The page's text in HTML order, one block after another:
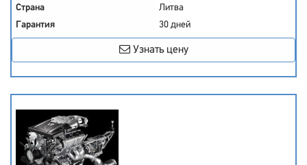
Страна
Литва
Гарантия
30 дней
Узнать цену